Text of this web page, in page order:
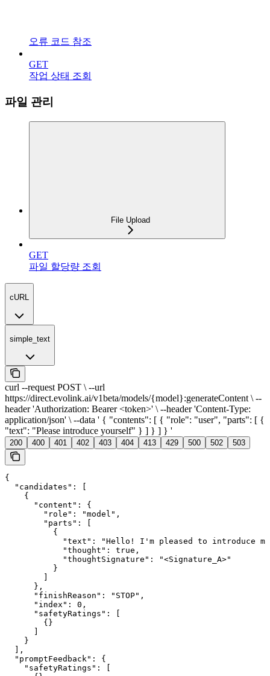
오류 코드 참조
GET
작업 상태 조회
파일 관리
File Upload
GET
파일 할당량 조회
cURL
simple_text
curl --request POST \ --url
https://direct.evolink.ai/v1beta/models/{model}:generateContent \ --
header 'Authorization: Bearer <token>' \ --header 'Content-Type:
application/json' \ --data ' { "contents": [ { "role": "user", "parts": [ {
"text": "Please introduce yourself" } ] } ] } '
200 400 401 402 403 404 413 429 500 502 503
{
  "candidates": [
    {
      "content": {
        "role": "model",
        "parts": [
          {
"text": "Hello! I'm pleased to introduce
            "thought": true,
            "thoughtSignature": "<Signature_A>"
          }
      },
      "finishReason": "STOP",
      "index": 0,
      "safetyRatings": [
        {}
    }
  ],
  "promptFeedback": {
    "safetyRatings": [